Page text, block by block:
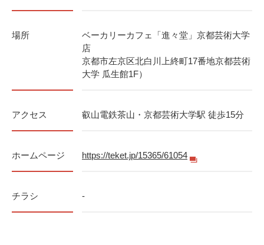
場所
ベーカリーカフェ「進々堂」京都芸術大学
店
京都市左京区北白川上終町17番地京都芸術
大学 瓜生館1F）
アクセス 叡山電鉄茶山・京都芸術大学駅 徒歩15分
ホームページ https://teket.jp/15365/61054
チラシ -